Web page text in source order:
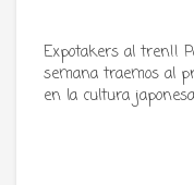
Expotakers al tren!!
semana traemos al
en la cultura